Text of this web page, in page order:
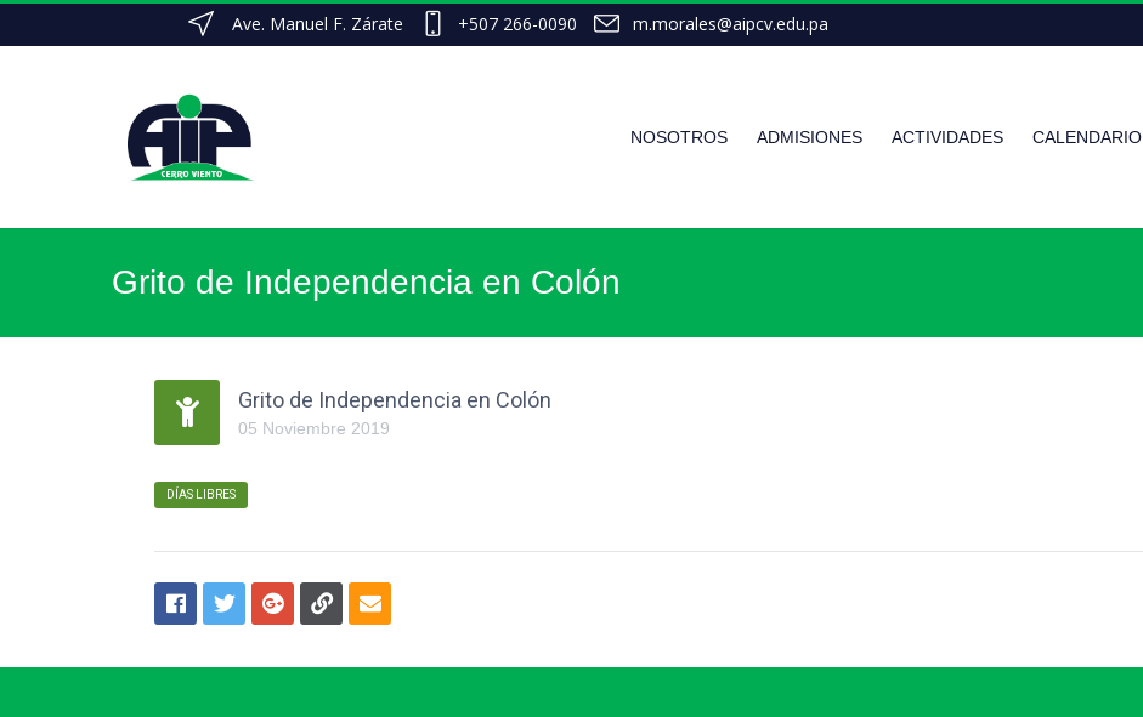
Ave. Manuel F. Zárate +507 266-0090 m.morales@aipcv.edu.pa
NOSOTROS ADMISIONES ACTIVIDADES CALENDARIO
Grito de Independencia en Colón
Grito de Independencia en Colón
05 Noviembre 2019
DÍAS LIBRES